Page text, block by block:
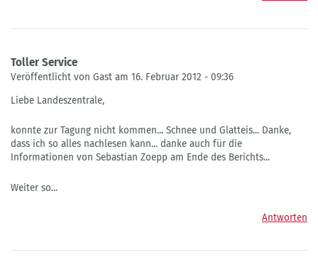
Toller Service
Veröffentlicht von Gast am 16. Februar 2012 - 09:36
Liebe Landeszentrale,
konnte zur Tagung nicht kommen... Schnee und Glatteis... Danke,
dass ich so alles nachlesen kann... danke auch für die
Informationen von Sebastian Zoepp am Ende des Berichts...
Weiter so...
Antworten